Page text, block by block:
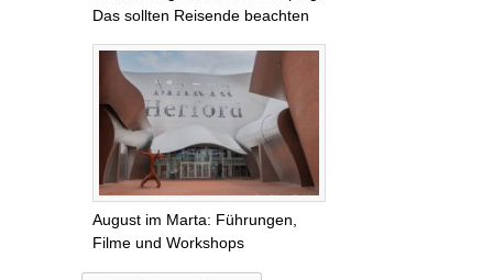
Das sollten Reisende beachten
August im Marta: Führungen,
Filme und Workshops